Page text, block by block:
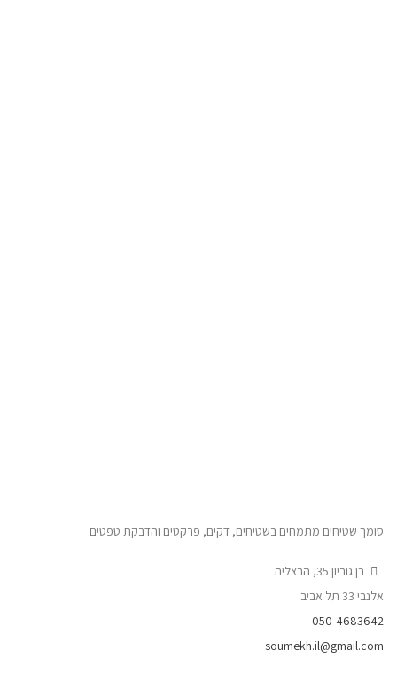
סומך שטיחים מתמחים בשטיחים, דקים, פרקטים והדבקת טפטים
בן גוריון 35, הרצליה
אלנבי 33 תל אביב
050-4683642
soumekh.il@gmail.com